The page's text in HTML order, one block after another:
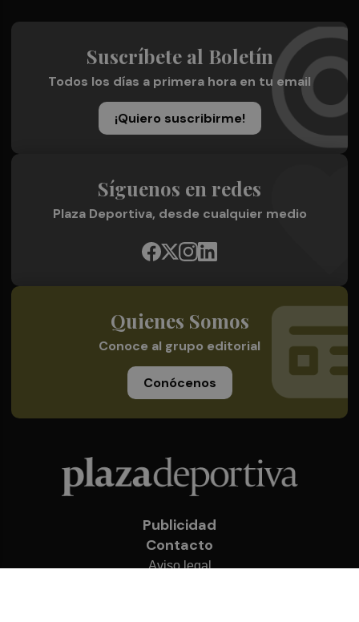
Suscríbete al Boletín
Todos los días a primera hora en tu email
¡Quiero suscribirme!
Síguenos en redes
Plaza Deportiva, desde cualquier medio
Quienes Somos
Conoce al grupo editorial
Conócenos
Publicidad
Contacto
Aviso legal